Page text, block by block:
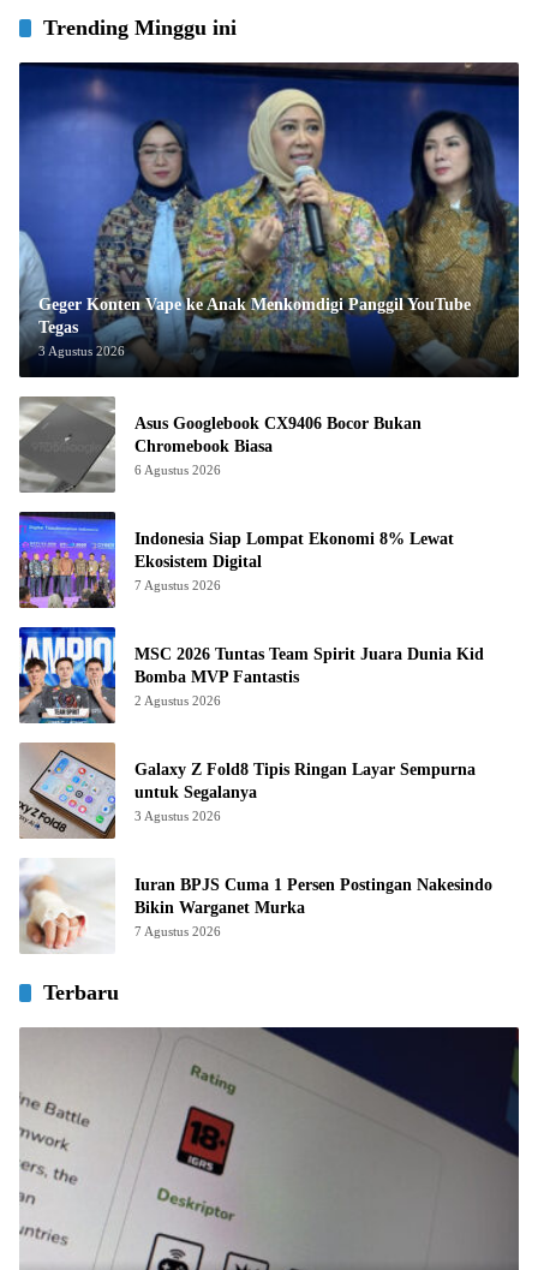
Trending Minggu ini
Geger Konten Vape ke Anak Menkomdigi Panggil YouTube
Tegas
3 Agustus 2026
Asus Googlebook CX9406 Bocor Bukan
Chromebook Biasa
6 Agustus 2026
Indonesia Siap Lompat Ekonomi 8% Lewat
Ekosistem Digital
7 Agustus 2026
MSC 2026 Tuntas Team Spirit Juara Dunia Kid
Bomba MVP Fantastis
2 Agustus 2026
Galaxy Z Fold8 Tipis Ringan Layar Sempurna
untuk Segalanya
3 Agustus 2026
Iuran BPJS Cuma 1 Persen Postingan Nakesindo
Bikin Warganet Murka
7 Agustus 2026
Terbaru